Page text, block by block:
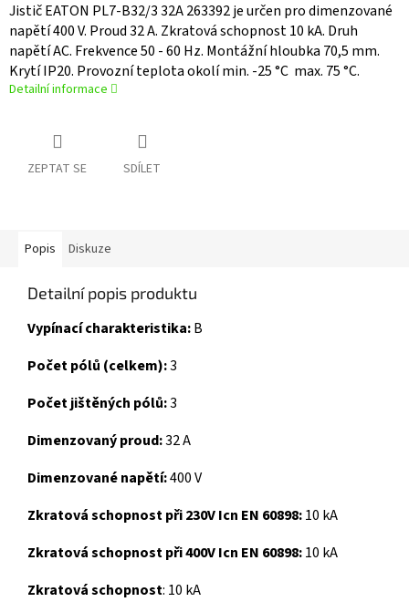
Jistič EATON PL7-B32/3 32A 263392 je určen pro dimenzované
napětí 400 V. Proud 32 A. Zkratová schopnost 10 kA. Druh
napětí AC. Frekvence 50 - 60 Hz. Montážní hloubka 70,5 mm.
Krytí IP20. Provozní teplota okolí min. -25 °C max. 75 °C.
Detailní informace
ZEPTAT SE SDÍLET
Popis Diskuze
Detailní popis produktu
Vypínací charakteristika:B
Počet pólů (celkem):3
Počet jištěných pólů:3
Dimenzovaný proud:32 A
Dimenzované napětí:400 V
Zkratová schopnost při 230V Icn EN 60898:10 kA
Zkratová schopnost při 400V Icn EN 60898:10 kA
Zkratová schopnost: 10 kA